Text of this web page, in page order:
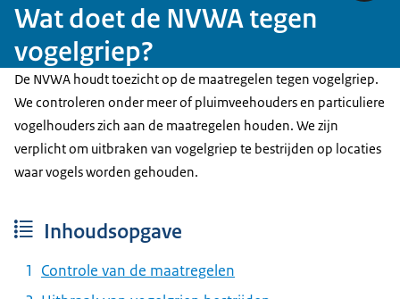
Wat doet de NVWA tegen
vogelgriep?
De NVWA houdt toezicht op de maatregelen tegen vogelgriep.
We controleren onder meer of pluimveehouders en particuliere
vogelhouders zich aan de maatregelen houden. We zijn
verplicht om uitbraken van vogelgriep te bestrijden op locaties
waar vogels worden gehouden.
Inhoudsopgave
Controle van de maatregelen